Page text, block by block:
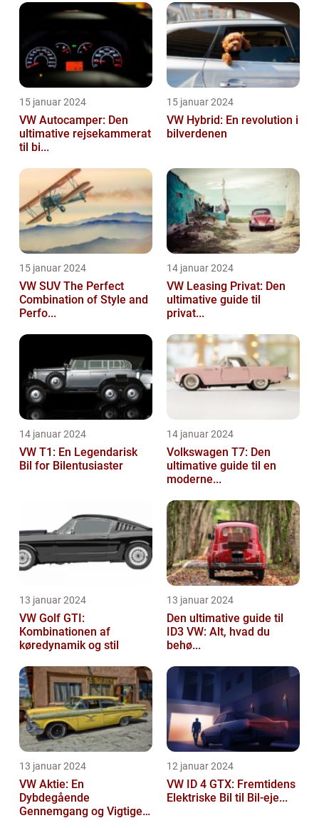
15 januar 2024
VW Autocamper: Den
ultimative rejsekammerat
til bi...
15 januar 2024
VW Hybrid: En revolution i
bilverdenen
15 januar 2024
VW SUV The Perfect
Combination of Style and
Perfo...
14 januar 2024
VW Leasing Privat: Den
ultimative guide til
privat...
14 januar 2024
VW T1: En Legendarisk
Bil for Bilentusiaster
14 januar 2024
Volkswagen T7: Den
ultimative guide til en
moderne...
13 januar 2024
VW Golf GTI:
Kombinationen af
køredynamik og stil
13 januar 2024
Den ultimative guide til
ID3 VW: Alt, hvad du
behø...
13 januar 2024
VW Aktie: En
Dybdegående
Gennemgang og Vigtige
12 januar 2024
VW ID 4 GTX: Fremtidens
Elektriske Bil til Bil-eje...